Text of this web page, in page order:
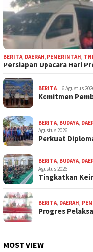
BERITA DAERAH PEMERINTAH
Persiapan Upacara Hari
BERITA 6 Agustus
Komitmen
BERITA BUDAYA
Agustus 2026
Perkuat
BERITA BUDAYA
Agustus 2026
Tingkatkan
BERITA DAERAH
Progres
MOST VIEW